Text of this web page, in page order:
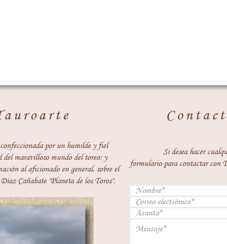
por un humilde y fiel
del maravilloso mundo del toreo; y
al aficionado en general, sobre el
Cañabate "Planeta de los Toros".
Si desea hacer
formulario para contactar con